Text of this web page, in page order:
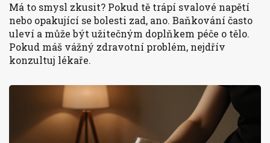
Má to smysl zkusit? Pokud tě trápí svalové napětí
nebo opakující se bolesti zad, ano. Baňkování často
uleví a může být užitečným doplňkem péče o tělo.
Pokud máš vážný zdravotní problém, nejdřív
konzultuj lékaře.